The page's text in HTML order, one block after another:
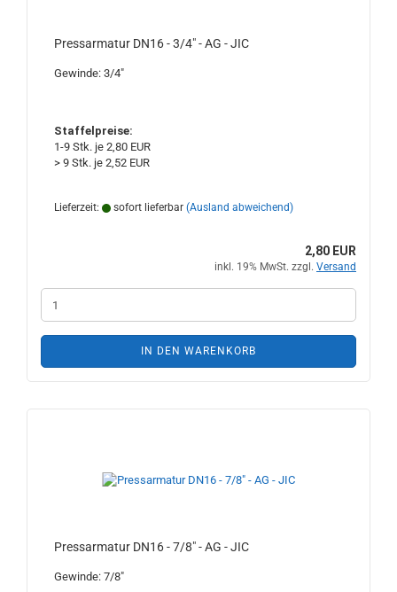
Pressarmatur DN16 - 3/4" - AG - JIC
Gewinde: 3/4"
Staffelpreise:
1-9 Stk. je 2,80 EUR
> 9 Stk. je 2,52 EUR
Lieferzeit: sofort lieferbar (Ausland abweichend)
2,80 EUR
inkl. 19% MwSt. zzgl. Versand
IN DEN WARENKORB
Pressarmatur DN16 - 7/8" - AG - JIC
Gewinde: 7/8"